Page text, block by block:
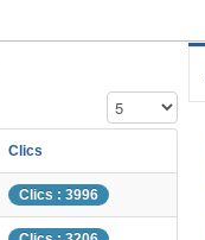
Affichage #
Clics
Clics : 3996